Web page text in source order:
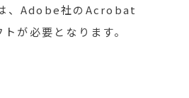
、Adobe社のAcrobat
が必要となります。